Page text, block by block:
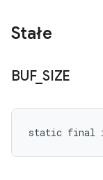
Stałe
BUF_ SIZE
static final